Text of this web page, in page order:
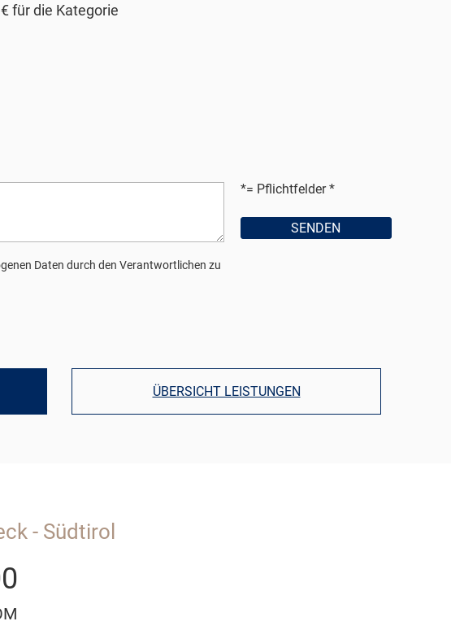
für die Kategorie
*= Pflichtfelder
Daten durch den Verantwortlichen zu
ÜBERSICHT LEISTUNGEN
- Südtirol